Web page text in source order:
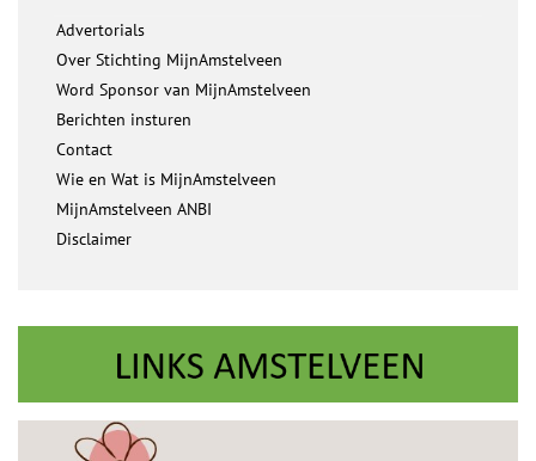
Advertorials
Over Stichting MijnAmstelveen
Word Sponsor van MijnAmstelveen
Berichten insturen
Contact
Wie en Wat is MijnAmstelveen
MijnAmstelveen ANBI
Disclaimer